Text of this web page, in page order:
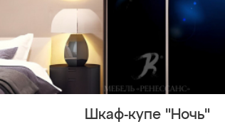
Шкаф-купе "Ночь"